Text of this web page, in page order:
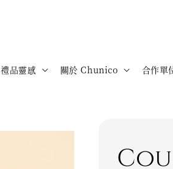
禮品靈感 關於 Chunico 合作單